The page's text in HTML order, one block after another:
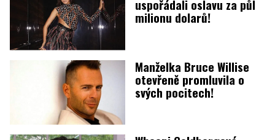
uspořádali oslavu za půl
milionu dolarů!
Manželka Bruce Willise
otevřeně promluvila o
svých pocitech!